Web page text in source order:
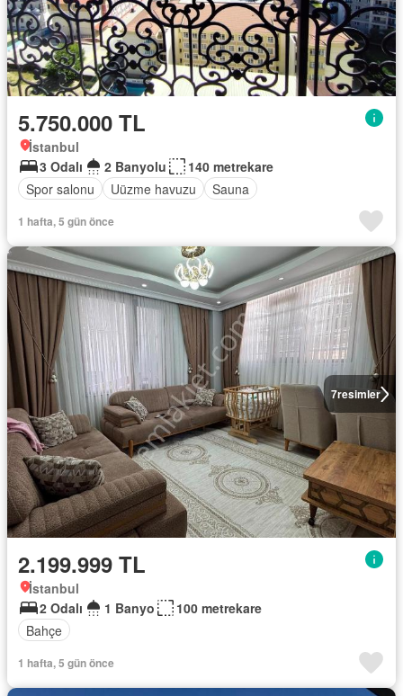
5.750.000 TL
İstanbul
3 Odalı
2 Banyolu
140 metrekare
Spor salonu
Uüzme havuzu Sauna
1 hafta, 5 gün önce
7resimler
2.199.999 TL
İstanbul
2 Odalı
1 Banyo
100 metrekare
Bahçe
1 hafta, 5 gün önce